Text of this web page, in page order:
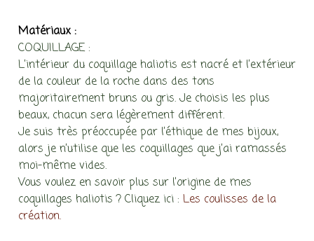
Matériaux :
COQUILLAGE :
L’intérieur du coquillage haliotis est nacré et l’extérieur
de la couleur de la roche dans des tons
majoritairement bruns ou gris. Je choisis les plus
beaux, chacun sera légèrement différent.
Je suis très préoccupée par l’éthique de mes bijoux,
alors je n’utilise que les coquillages que j’ai ramassés
moi-même vides.
Vous voulez en savoir plus sur l’origine de mes
coquillages haliotis ? Cliquez ici :Les coulisses de la
création.